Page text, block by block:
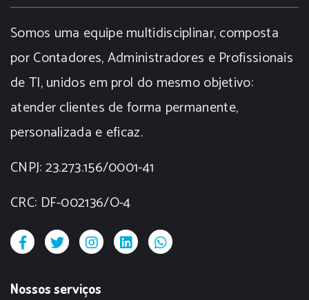
Somos uma equipe multidisciplinar, composta
por Contadores, Administradores e Profissionais
de TI, unidos em prol do mesmo objetivo:
atender clientes de forma permanente,
personalizada e eficaz.
CNPJ: 23.273.156/0001-41
CRC: DF-002136/O-4
Nossos serviços